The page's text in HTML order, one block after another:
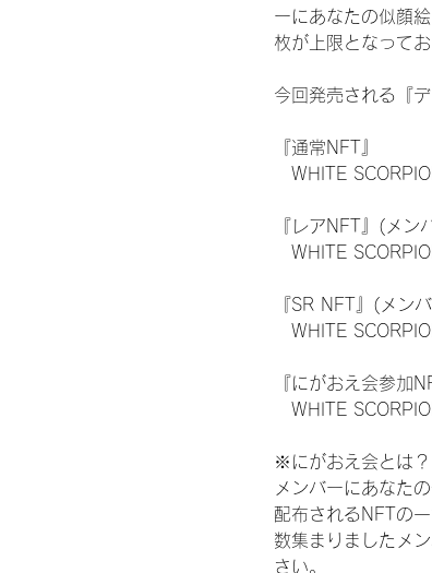
ーにあなたの似顔
枚が上限となってお
今回発売される『
『通常NFT』
WHITE
『レアNFT』(メ
WHITE
『SR NFT』(メン
WHITE
『にがおえ会参加
WHITE
※にがおえ会とは？
メンバーにあなた
配布されるNFTの
数集まりましたメ
さい。